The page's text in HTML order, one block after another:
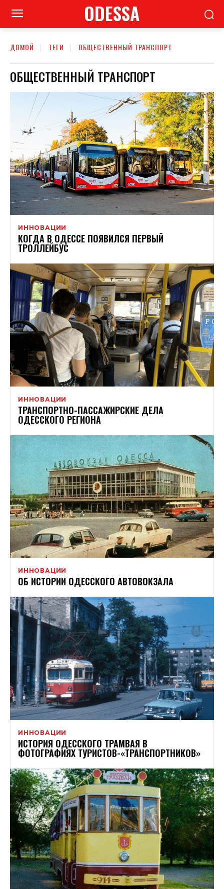
ODESSA
ДОМОЙ ТЕГИ ОБЩЕСТВЕННЫЙ ТРАНСПОРТ
ОБЩЕСТВЕННЫЙ ТРАНСПОРТ
ИННОВАЦИИ
КОГДА В ОДЕССЕ ПОЯВИЛСЯ ПЕРВЫЙ
ТРОЛЛЕЙБУС
ИННОВАЦИИ
ТРАНСПОРТНО-ПАССАЖИРСКИЕ ДЕЛА
ОДЕССКОГО РЕГИОНА
ИННОВАЦИИ
ОБ ИСТОРИИ ОДЕССКОГО АВТОВОКЗАЛА
ИННОВАЦИИ
ИСТОРИЯ ОДЕССКОГО ТРАМВАЯ В
ФОТОГРАФИЯХ ТУРИСТОВ-«ТРАНСПОРТНИКОВ»